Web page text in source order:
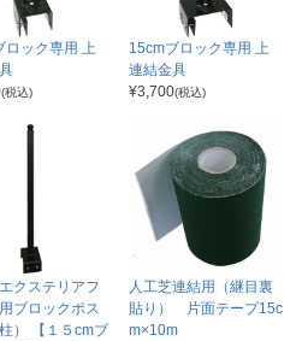
ロック専用 上
(税込)
15cmブロック専用 上
連結金具
¥3,700(税込)
クステリアフ
ブロックポス
） 【１５cmブ
人工芝連結用（継目裏
貼り） 片面テープ15c
m×10m